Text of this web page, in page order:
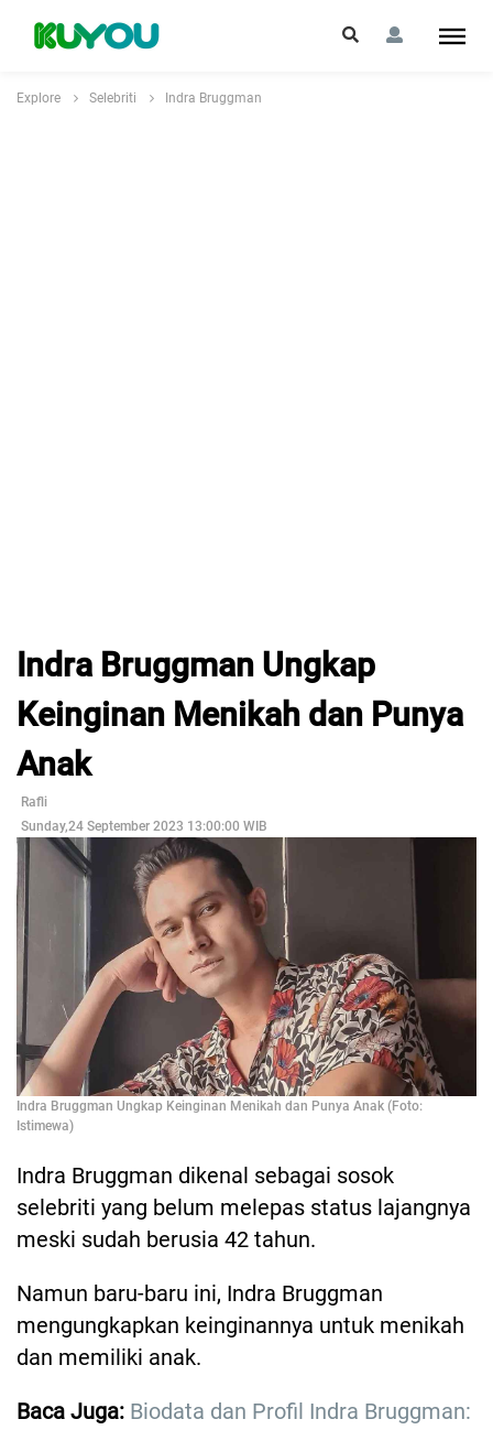
Explore Selebriti Indra Bruggman
Indra Bruggman Ungkap
Keinginan Menikah dan Punya
Anak
Rafli
Sunday,24 September 2023 13:00:00 WIB
Indra Bruggman Ungkap Keinginan Menikah dan Punya Anak (Foto:
Istimewa)
Indra Bruggman dikenal sebagai sosok
selebriti yang belum melepas status lajangnya
meski sudah berusia 42 tahun.
Namun baru-baru ini, Indra Bruggman
mengungkapkan keinginannya untuk menikah
dan memiliki anak.
Baca Juga: Biodata dan Profil Indra Bruggman: